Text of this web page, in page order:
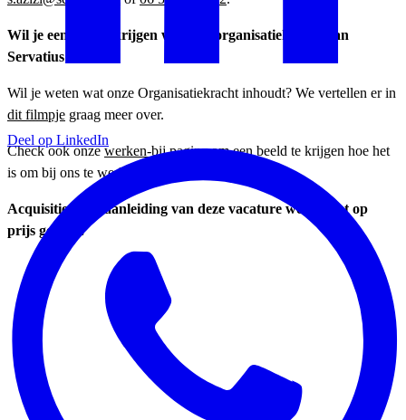
Wil je een gevoel krijgen waar de organisatiekracht van
Servatius in zit?
Wil je weten wat onze Organisatiekracht inhoudt? We vertellen er in
dit filmpje graag meer over.
Check ook onzewerken-bij paginaom een beeld te krijgen hoe het
is om bij ons te werken.
Acquisitie naar aanleiding van deze vacature wordt niet op
prijs gesteld.
Deel op LinkedIn